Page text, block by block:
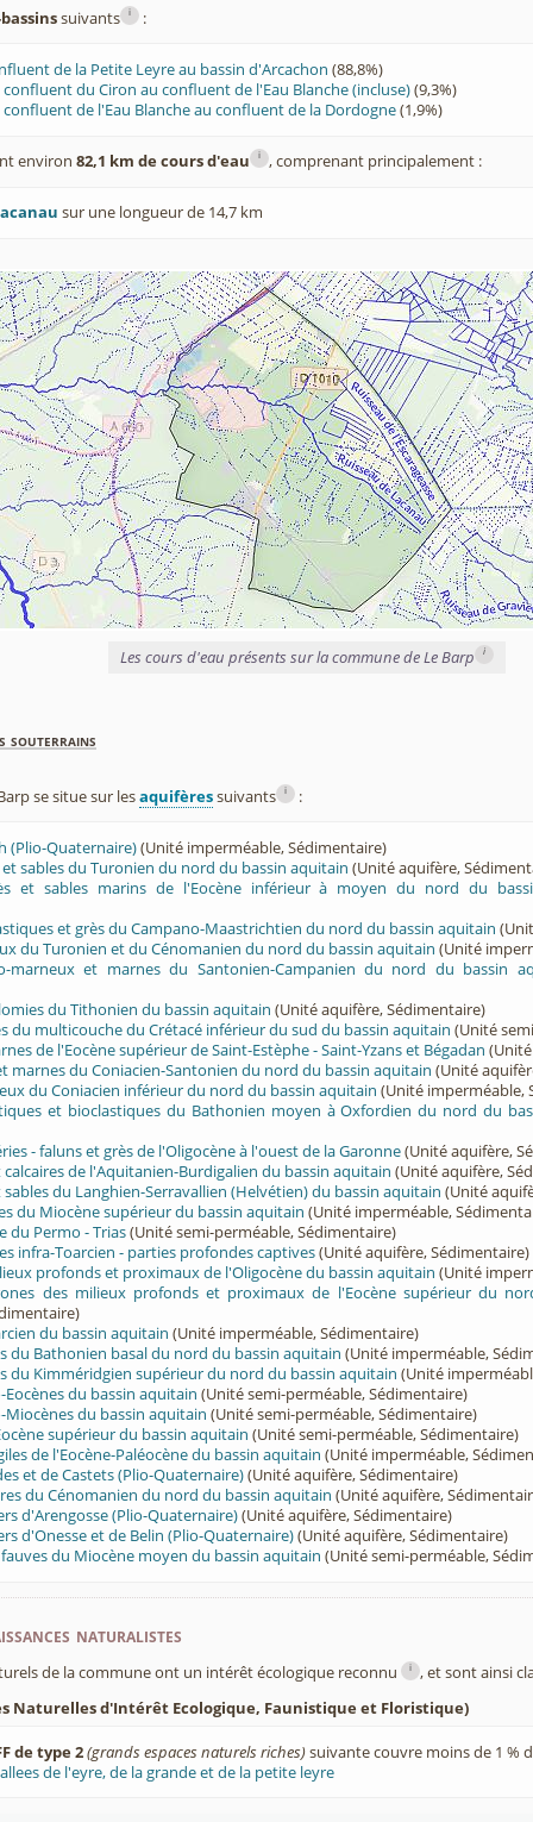
suivants i :
de la Petite Leyre au bassin d'Arcachon (88,8%)
du Ciron au confluent de l'Eau Blanche (incluse)(9,3%)
confluent de l'Eau Blanche au confluent de la Dordogne(1,9%)
environ 82,1 km de cours d'eau i , comprenant principalement :
sur une longueur de 14,7 km
Les cours d'eau présents sur la commune de Le Barp i
souterrains
se situe sur lesaquifèressuivants i :
(Plio-Quaternaire)(Unité imperméable, Sédimentaire)
et sables du Turonien du nord du bassin aquitain (Unité aquifère,
et sables marins de l'Eocène inférieur à moyen du nord du
et grès du Campano-Maastrichtien du nord du bassin aquitain
du Turonien et du Cénomanien du nord du bassin aquitain (Unité
marneux et marnes du Santonien-Campanien du nord du bassin
du Tithonien du bassin aquitain (Unité aquifère, Sédimentaire)
du multicouche du Crétacé inférieur du sud du bassin aquitain (Unité
de l'Eocène supérieur de Saint-Estèphe - Saint-Yzans et Bégadan
marnes du Coniacien-Santonien du nord du bassin aquitain (Unité
du Coniacien inférieur du nord du bassin aquitain (Unité imperméable,
et bioclastiques du Bathonien moyen à Oxfordien du nord du
- faluns et grès de l'Oligocène à l'ouest de la Garonne(Unité aquifère,
calcaires de l'Aquitanien-Burdigalien du bassin aquitain (Unité aquifère,
sables du Langhien-Serravallien (Helvétien) du bassin aquitain (Unité
du Miocène supérieur du bassin aquitain (Unité imperméable,
du Permo - Trias(Unité semi-perméable, Sédimentaire)
infra-Toarcien - parties profondes captives(Unité aquifère, Sédimentaire)
profonds et proximaux de l'Oligocène du bassin aquitain (Unité
des milieux profonds et proximaux de l'Eocène supérieur du
du bassin aquitain (Unité imperméable, Sédimentaire)
du Bathonien basal du nord du bassin aquitain (Unité imperméable,
du Kimméridgien supérieur du nord du bassin aquitain (Unité
Eocènes du bassin aquitain (Unité semi-perméable, Sédimentaire)
Miocènes du bassin aquitain (Unité semi-perméable, Sédimentaire)
supérieur du bassin aquitain (Unité semi-perméable, Sédimentaire)
de l'Eocène-Paléocène du bassin aquitain (Unité imperméable,
et de Castets (Plio-Quaternaire)(Unité aquifère, Sédimentaire)
du Cénomanien du nord du bassin aquitain (Unité aquifère,
d'Arengosse (Plio-Quaternaire)(Unité aquifère, Sédimentaire)
d'Onesse et de Belin (Plio-Quaternaire)(Unité aquifère, Sédimentaire)
du Miocène moyen du bassin aquitain (Unité semi-perméable,
naturalistes
de la commune ont un intérêt écologique reconnu i
, et sont ainsi
Naturelles d'Intérêt Ecologique, Faunistique et Floristique)
de type 2(grands espaces naturels riches)suivante couvre moins de 1 %
de l'eyre, de la grande et de la petite leyre